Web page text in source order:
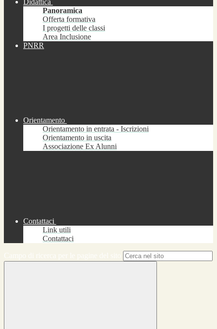
Didattica
Panoramica
Offerta formativa
I progetti delle classi
Area Inclusione
PNRR
Orientamento
Orientamento in entrata - Iscrizioni
Orientamento in uscita
Associazione Ex Alunni
Contattaci
Link utili
Contattaci